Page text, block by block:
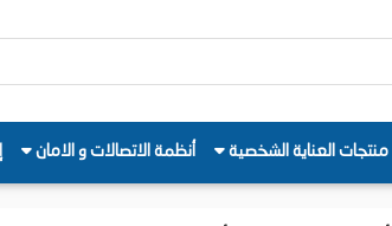
منتجات العناية الشخصية أنظمة الاتصالات و الامان